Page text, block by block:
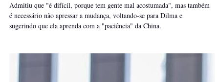
Admitiu que "é difícil, porque tem gente mal acostumada", mas também
é necessário não apressar a mudança, voltando-se para Dilma e
sugerindo que ela aprenda com a "paciência" da China.